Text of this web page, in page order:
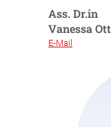
Ass. Dr.in
Vanessa Ott
E-Mail